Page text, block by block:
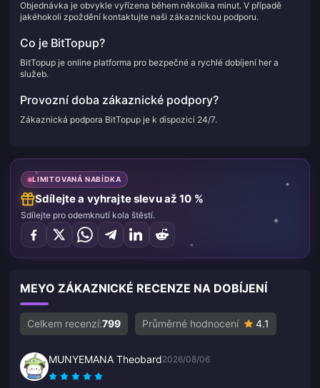
Objednávka je obvykle vyřízena během několika minut. V případě
jakéhokoli zpoždění kontaktujte naši zákaznickou podporu.
Co je BitTopup?
BitTopup je online platforma pro bezpečné a rychlé dobíjení her a
služeb.
Provozní doba zákaznické podpory?
Zákaznická podpora BitTopup je k dispozici 24/7.
LIMITOVANÁ NABÍDKA
Sdílejte a vyhrajte slevu až 10 %
Sdílejte pro odemknutí kola štěstí.
MEYO ZÁKAZNICKÉ RECENZE NA DOBÍJENÍ
Celkem recenzí:799 Průměrné hodnocení 4.1
MUNYEMANA Theobard2026/08/06